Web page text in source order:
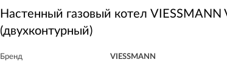
Настенный газовый котел
(двухконтурный)
Бренд VIESSMANN